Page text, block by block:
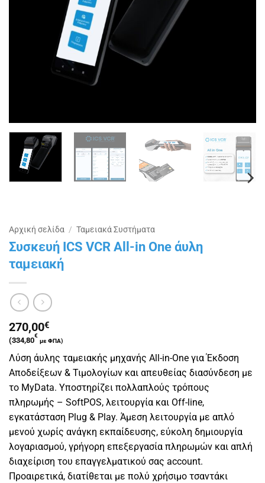
Αρχική σελίδα / Ταμειακά Συστήματα
Συσκευή ICS VCR All-in One άυλη
ταμειακή
270,00€
(334,80
€
με ΦΠΑ)
Λύση άυλης ταμειακής μηχανής All-in-One για Έκδοση
Αποδείξεων & Τιμολογίων και απευθείας διασύνδεση με
το MyData. Υποστηρίζει πολλαπλούς τρόπους
πληρωμής – SoftPOS, λειτουργία και Off-line,
εγκατάσταση Plug & Play. Άμεση λειτουργία με απλό
μενού χωρίς ανάγκη εκπαίδευσης, εύκολη δημιουργία
λογαριασμού, γρήγορη επεξεργασία πληρωμών και απλή
διαχείριση του επαγγελματικού σας account.
Προαιρετικά, διατίθεται με πολύ χρήσιμο τσαντάκι